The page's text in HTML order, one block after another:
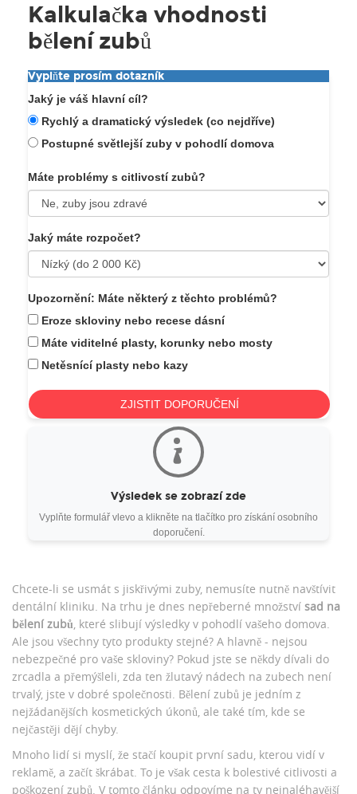
Kalkulačka vhodnosti
bělení zubů
Vyplňte prosím dotazník
Jaký je váš hlavní cíl?
Rychlý a dramatický výsledek (co nejdříve)
Postupné světlejší zuby v pohodlí domova
Máte problémy s citlivostí zubů?
Jaký máte rozpočet?
Upozornění: Máte některý z těchto problémů?
Eroze skloviny nebo recese dásní
Máte viditelné plasty, korunky nebo mosty
Netěsnící plasty nebo kazy
ZJISTIT DOPORUČENÍ
Výsledek se zobrazí zde
Vyplňte formulář vlevo a klikněte na tlačítko pro získání osobního
doporučení.
Chcete-li se usmát s jiskřivými zuby, nemusíte nutně navštívit
dentální kliniku. Na trhu je dnes nepřeberné množství sad na
bělení zubů, které slibují výsledky v pohodlí vašeho domova.
Ale jsou všechny tyto produkty stejné? A hlavně - nejsou
nebezpečné pro vaše skloviny? Pokud jste se někdy dívali do
zrcadla a přemýšleli, zda ten žlutavý nádech na zubech není
trvalý, jste v dobré společnosti. Bělení zubů je jedním z
nejžádanějších kosmetických úkonů, ale také tím, kde se
nejčastěji dějí chyby.
Mnoho lidí si myslí, že stačí koupit první sadu, kterou vidí v
reklamě, a začít škrábat. To je však cesta k bolestivé citlivosti a
poškození zubů. V tomto článku odpovíme na ty nejnaléhavější